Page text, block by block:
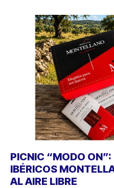
PICNIC “MODO ON”:
IBÉRICOS
AL AIRE LIBRE